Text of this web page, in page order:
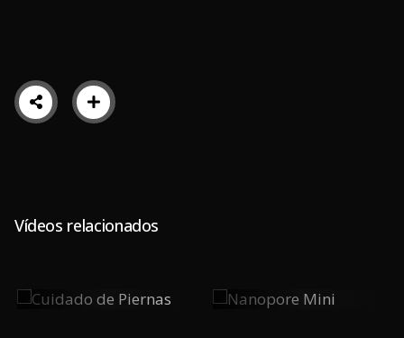
Vídeos relacionados
Cuidado De
Nanopore